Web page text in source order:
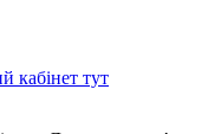
кабінет тут